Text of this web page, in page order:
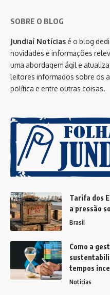
SOBRE O BLOG
Jundiaí Notícias é o blog
novidades e informações
uma abordagem ágil e
leitores informados sobre os
política e entre outras coisas.
Tarifa dos
a pressão
Brasil
Como a
tempos
Noticias